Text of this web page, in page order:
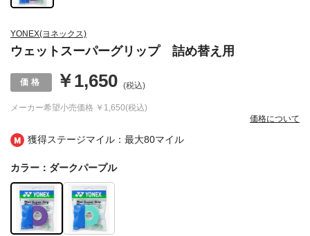
獲得ステージマイル：最大80マイル
YONEX(ヨネックス)
ウェットスーパーグリップ 詰め替え用
メーカー希望小売価格 ￥1,650(税込)
￥1,650 (税込)
価格について
カラー：ダークパープル